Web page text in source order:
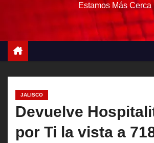
Estamos Más Cerca
JALISCO
Devuelve
por Ti la vista a